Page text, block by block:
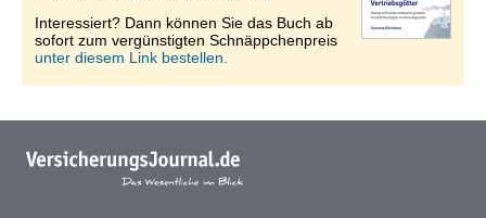
Interessiert? Dann können Sie das Buch ab
sofort zum vergünstigten Schnäppchenpreis
unter diesem Link bestellen.